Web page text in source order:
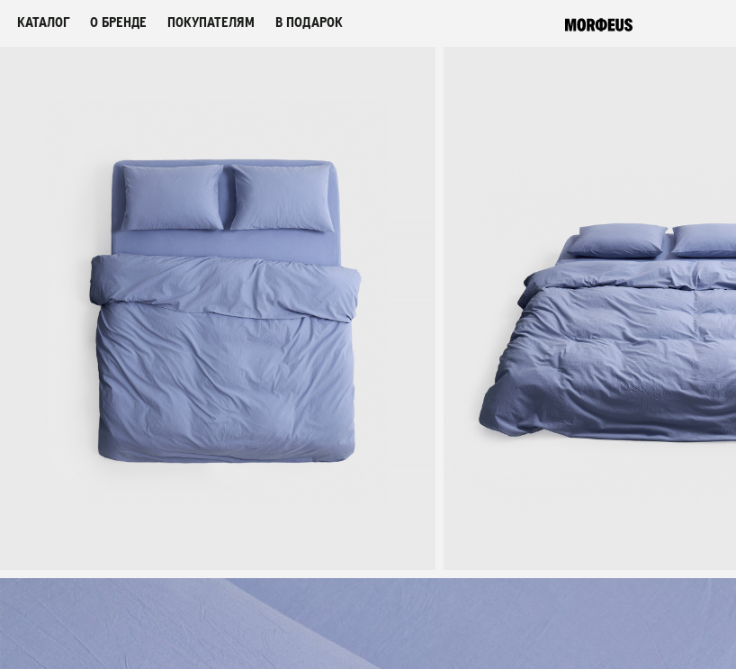
КАТАЛОГ О БРЕНДЕ ПОКУПАТЕЛЯМ В ПОДАРОК
ПОСТЕЛЬНОЕ БЕЛЬЕ
ОДЕЯЛА-КОМФОРТЕРЫ
БАР НАВОЛОЧЕК
ПОЛОТЕНЦА
ПИЖАМЫ
INDIGO BLUE ОТ 9